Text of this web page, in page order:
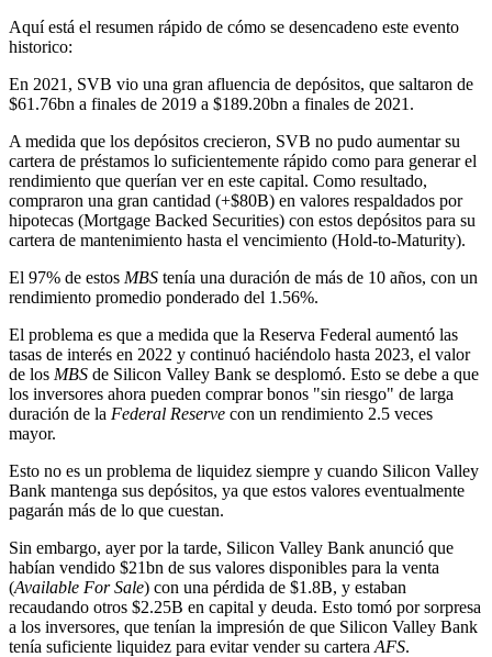
Aquí está el resumen rápido de cómo se desencadeno este evento
historico:
En 2021, SVB vio una gran afluencia de depósitos, que saltaron de
$61.76bn a finales de 2019 a $189.20bn a finales de 2021.
A medida que los depósitos crecieron, SVB no pudo aumentar su
cartera de préstamos lo suficientemente rápido como para generar el
rendimiento que querían ver en este capital. Como resultado,
compraron una gran cantidad (+$80B) en valores respaldados por
hipotecas (Mortgage Backed Securities) con estos depósitos para su
cartera de mantenimiento hasta el vencimiento (Hold-to-Maturity).
El 97% de estos MBS tenía una duración de más de 10 años, con un
rendimiento promedio ponderado del 1.56%.
El problema es que a medida que la Reserva Federal aumentó las
tasas de interés en 2022 y continuó haciéndolo hasta 2023, el valor
de los MBS de Silicon Valley Bank se desplomó. Esto se debe a que
los inversores ahora pueden comprar bonos "sin riesgo" de larga
duración de la Federal Reserve con un rendimiento 2.5 veces
mayor.
Esto no es un problema de liquidez siempre y cuando Silicon Valley
Bank mantenga sus depósitos, ya que estos valores eventualmente
pagarán más de lo que cuestan.
Sin embargo, ayer por la tarde, Silicon Valley Bank anunció que
habían vendido $21bn de sus valores disponibles para la venta
(Available For Sale) con una pérdida de $1.8B, y estaban
recaudando otros $2.25B en capital y deuda. Esto tomó por sorpresa
a los inversores, que tenían la impresión de que Silicon Valley Bank
tenía suficiente liquidez para evitar vender su cartera AFS.